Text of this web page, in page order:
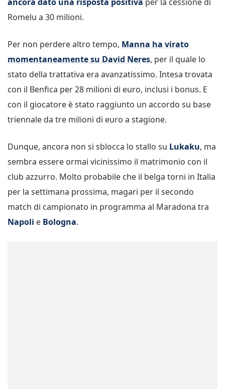
Romelu a 30 milioni.
Per non perdere altro tempo, Manna ha virato
momentaneamente su David Neres, per il quale lo
stato della trattativa era avanzatissimo. Intesa trovata
con il Benfica per 28 milioni di euro, inclusi i bonus. E
con il giocatore è stato raggiunto un accordo su base
triennale da tre milioni di euro a stagione.
Dunque, ancora non si sblocca lo stallo su Lukaku, ma
sembra essere ormai vicinissimo il matrimonio con il
club azzurro. Molto probabile che il belga torni in Italia
per la settimana prossima, magari per il secondo
match di campionato in programma al Maradona tra
Napoli e Bologna.